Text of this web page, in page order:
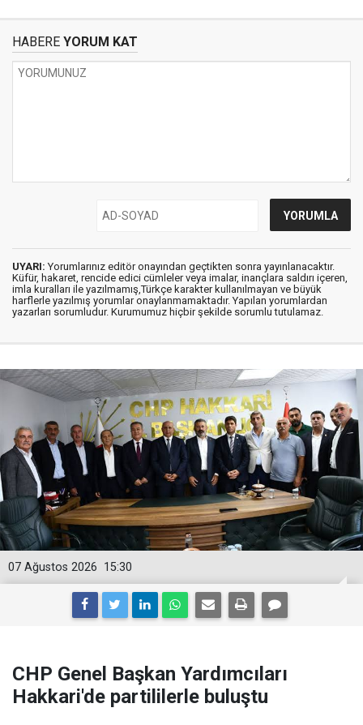
HABERE YORUM KAT
UYARI: Yorumlarınız editör onayından geçtikten sonra yayınlanacaktır.
Küfür, hakaret, rencide edici cümleler veya imalar, inançlara saldırı içeren,
imla kuralları ile yazılmamış,Türkçe karakter kullanılmayan ve büyük
harflerle yazılmış yorumlar onaylanmamaktadır. Yapılan yorumlardan
yazarları sorumludur. Kurumumuz hiçbir şekilde sorumlu tutulamaz.
15:30
07 Ağustos 2026
CHP Genel Başkan Yardımcıları
Hakkari'de partililerle buluştu